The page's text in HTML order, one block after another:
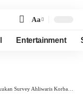
Font
Resizer
Aa
Entertainment
Korban Kecelakaan di Cirebon Jawa Barat